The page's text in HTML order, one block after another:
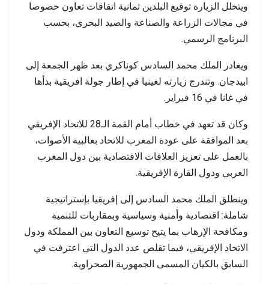
ويتخلل الزيارة توقيع البلدين ثمانية اتفاقات تعاون خصوصا
في مجالات الزراعة والصناعة والصيد البحري، بحسب
البرنامج الرسمي.
ويغادر الملك محمد السادس كوناكري بعد ظهر الجمعة إلى
ابيدجان. وتندرج زيارته لغينيا في إطار جولة افريقية بدأها
في غانا في 16 فبراير.
وكان قد تعهد في خطاب أمام القمة الـ28 للاتحاد الإفريقي
بعد الموافقة على عودة المغرب للاتحاد بغالبية الأصوات،
بالعمل على تعزيز العلاقات الاقتصادية بين دول المغرب
العربي ودول القارة الإفريقية.
وينطلق الملك محمد السادس إلى إفريقيا بإستراتيجية
شاملة: اقتصادية وأمنية وسياسية وبمقاربات للتنمية
ومكافحة الإرهاب بما يتيح توسيع التعاون بين المملكة ودول
الاتحاد الإفريقي، فيما تقلص عدد الدول التي اعترفت في
السابق بالكيان المسمى الجمهورية الصحراوية.